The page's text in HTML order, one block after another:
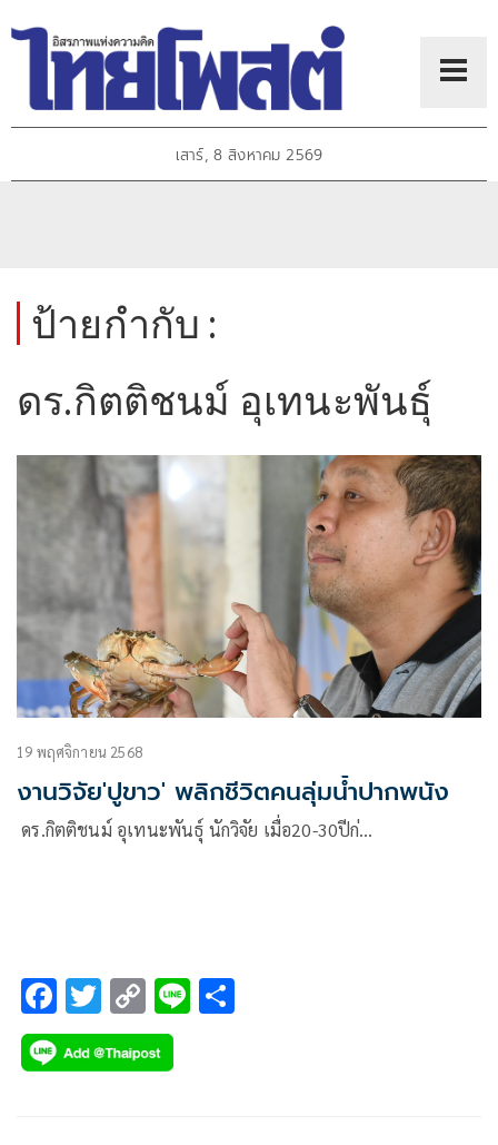
เสาร์, 8 สิงหาคม 2569
ป้ายกำกับ :
ดร.กิตติชนม์ อุเทนะพันธุ์
19 พฤศจิกายน 2568
งานวิจัย'ปูขาว' พลิกชีวิตคนลุ่มน้ำปากพนัง
ดร.กิตติชนม์ อุเทนะพันธุ์ นักวิจัย เมื่อ20-30ปีก่…
F
ac
e
T
wi
tt
C
o
p
Li